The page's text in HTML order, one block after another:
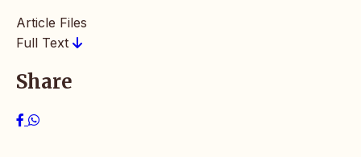
Article Files
Full Text
Share